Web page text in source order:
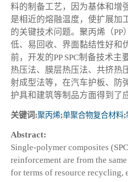
料的制备工艺，因为基体和增
是相近的熔融温度，使扩展加
的关键技术问题。聚丙烯（PP
低、易回收、界面黏结性好和
前，开发的PP SPC制备技术
热压法、膜层热压法、共挤热
射成型法等，在汽车护板、防
护具和建筑等制品方面得到了
关键词:聚丙烯;单聚合物复合材料;
Abstract:
Single-polymer composites
reinforcement are from the
for terms of resource recycling,